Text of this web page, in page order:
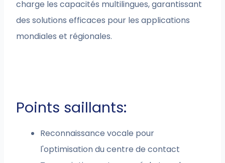
charge les capacités multilingues, garantissant
des solutions efficaces pour les applications
mondiales et régionales.
Points saillants:
Reconnaissance vocale pour
l'optimisation du centre de contact